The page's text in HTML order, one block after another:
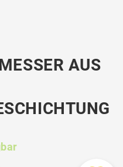
AUS